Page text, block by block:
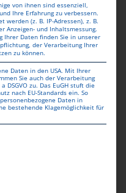
diese Ergebnisse,
limitierte
effizient
von ihnen sind essenziell,
Ihre Erfahrung zu verbessern.
werden (z. B. IP-Adressen), z. B.
Anzeigen- und Inhaltsmessung.
Ihrer Daten finden Sie in unserer
der Verarbeitung Ihrer
zu können.
Daten in den USA. Mit Ihrer
Sie auch der Verarbeitung
DSGVO zu. Das EuGH stuft die
nach EU-Standards ein. So
Daten in
bestehende Klagemöglichkeit für
für die eine